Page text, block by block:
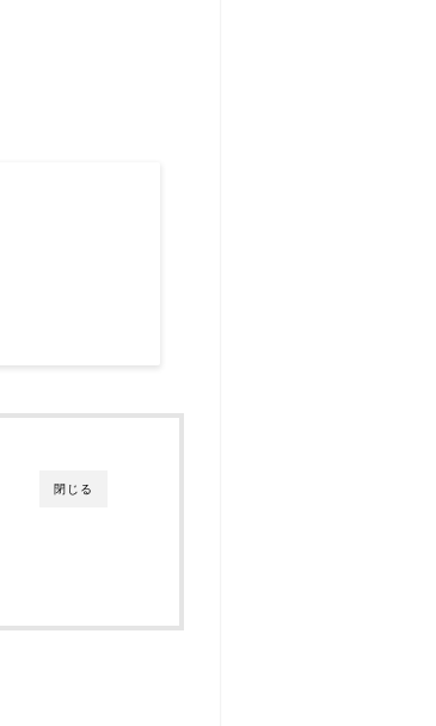
閉じる